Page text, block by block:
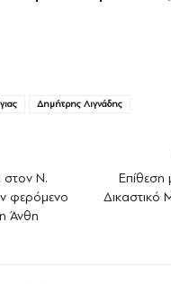
Δημήτρης Λιγνάδης
στον Ν.
φερόμενο
Άνθη
Επίθεση
Δικαστικό